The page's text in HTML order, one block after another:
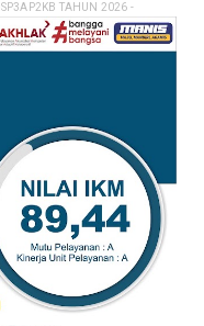
TAHUN 2026 -